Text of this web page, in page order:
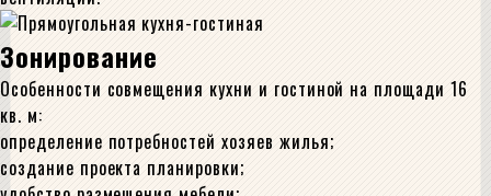
Зонирование
Особенности совмещения кухни и гостиной на площади 16
кв. м:
определение потребностей хозяев жилья;
создание проекта планировки;